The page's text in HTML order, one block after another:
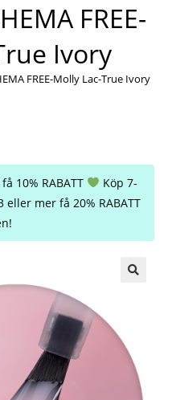
FREE-
Ivory
FREE-Molly Lac-True Ivory
10% RABATT
Köp 7-
eller mer få 20% RABATT